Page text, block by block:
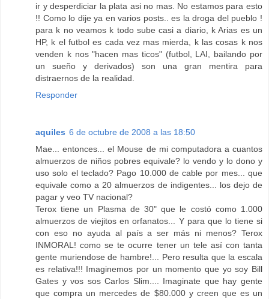
ir y desperdiciar la plata asi no mas. No estamos para esto
!! Como lo dije ya en varios posts.. es la droga del pueblo !
para k no veamos k todo sube casi a diario, k Arias es un
HP, k el futbol es cada vez mas mierda, k las cosas k nos
venden k nos "hacen mas ticos" (futbol, LAI, bailando por
un sueño y derivados) son una gran mentira para
distraernos de la realidad.
Responder
aquiles 6 de octubre de 2008 a las 18:50
Mae... entonces... el Mouse de mi computadora a cuantos
almuerzos de niños pobres equivale? lo vendo y lo dono y
uso solo el teclado? Pago 10.000 de cable por mes... que
equivale como a 20 almuerzos de indigentes... los dejo de
pagar y veo TV nacional?
Terox tiene un Plasma de 30" que le costó como 1.000
almuerzos de viejitos en orfanatos... Y para que lo tiene si
con eso no ayuda al país a ser más ni menos? Terox
INMORAL! como se te ocurre tener un tele así con tanta
gente muriendose de hambre!... Pero resulta que la escala
es relativa!!! Imaginemos por un momento que yo soy Bill
Gates y vos sos Carlos Slim.... Imaginate que hay gente
que compra un mercedes de $80.000 y creen que es un